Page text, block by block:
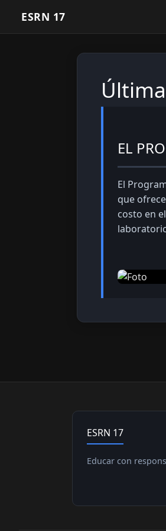
ESRN 17
EL
El
que
costo en
ESRN 17
Educar con